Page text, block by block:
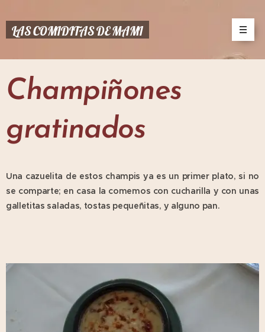
LAS COMIDITAS DE MAMI
Champiñones
gratinados
Una cazuelita de estos champis ya es un primer plato, si no
se comparte; en casa la comemos con cucharilla y con unas
galletitas saladas, tostas pequeñitas, y alguno pan.